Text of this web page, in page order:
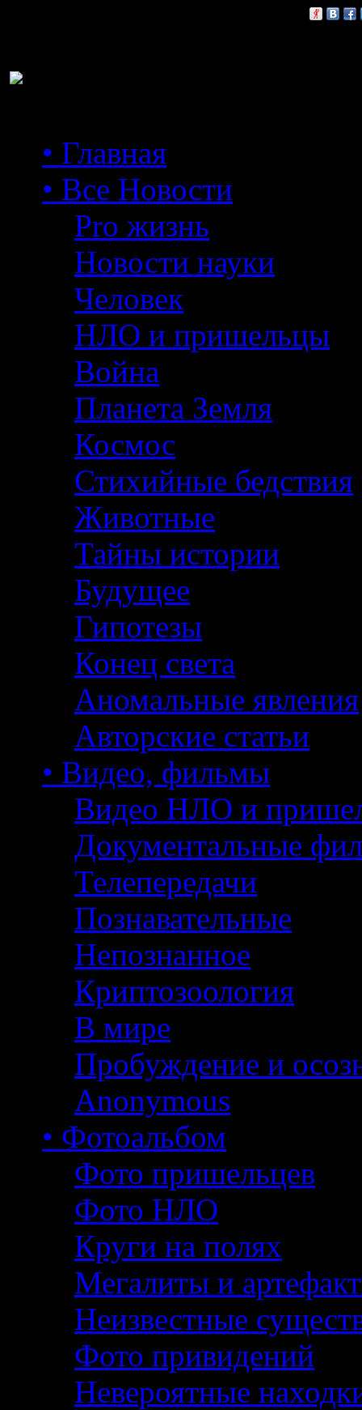
• Главная
• Все Новости
Pro жизнь
Новости науки
Человек
НЛО и пришельцы
Война
Планета Земля
Космос
Стихийные бедствия
Животные
Тайны истории
Будущее
Гипотезы
Конец света
Аномальные явления
Авторские статьи
• Видео, фильмы
Видео НЛО и
Документальные
Телепередачи
Познавательные
Непознанное
Криптозоология
В мире
Пробуждение и
Anonymous
• Фотоальбом
Фото пришельцев
Фото НЛО
Круги на полях
Мегалиты и
Неизвестные
Фото привидений
Невероятные